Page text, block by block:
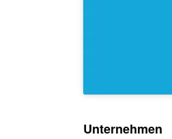
Unternehmen